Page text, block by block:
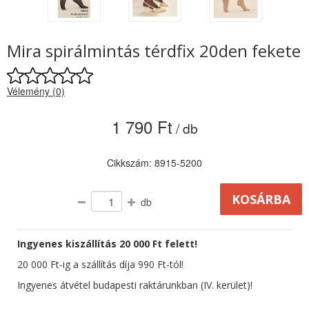
Mira spirálmintás térdfix 20den fekete
Vélemény (0)
1 790 Ft / db
Cikkszám: 8915-5200
db
Ingyenes kiszállítás 20 000 Ft felett!
20 000 Ft-ig a szállítás díja 990 Ft-tól!
Ingyenes átvétel budapesti raktárunkban (IV. kerület)!